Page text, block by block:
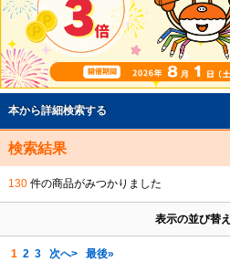
本から詳細検索する
検索結果
130件の商品がみつかりました
表示の並び替え
1 2 3 次へ> 最後»